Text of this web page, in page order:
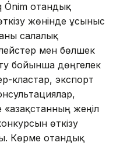
Ónim отандық
жөнінде ұсыныс
салалық
мен бөлшек
бойынша дөңгелек
кластар, экспорт
жеңіл
өткізу
Көрме отандық